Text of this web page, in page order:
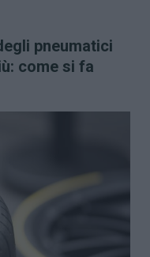
pneumatici
come si fa